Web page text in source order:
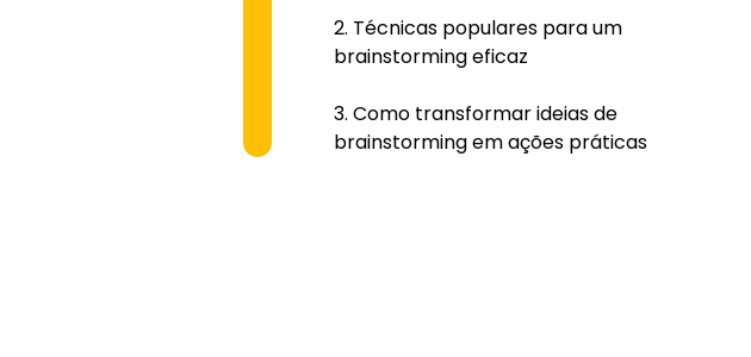
Técnicas populares para um
brainstorming eficaz
Como transformar ideias de
brainstorming em ações práticas